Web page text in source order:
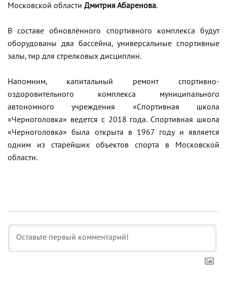
Московской области Дмитрия Абаренова.
В составе обновлённого спортивного комплекса будут
оборудованы два бассейна, универсальные спортивные
залы, тир для стрелковых дисциплин.
Напомним, капитальный ремонт спортивно-
оздоровительного комплекса муниципального
автономного учреждения «Спортивная школа
«Черноголовка» ведется с 2018 года. Спортивная школа
«Черноголовка» была открыта в 1967 году и является
одним из старейших объектов спорта в Московской
области.